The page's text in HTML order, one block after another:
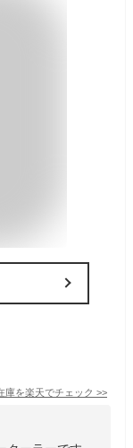
庫を楽天でチェック >>